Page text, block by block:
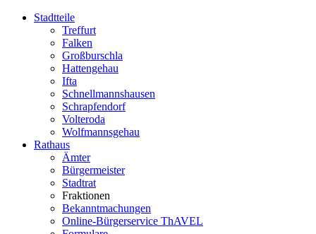
Stadtteile
Treffurt
Falken
Großburschla
Hattengehau
Ifta
Schnellmannshausen
Schrapfendorf
Volteroda
Wolfmannsgehau
Rathaus
Ämter
Bürgermeister
Stadtrat
Fraktionen
Bekanntmachungen
Online-Bürgerservice ThAVEL